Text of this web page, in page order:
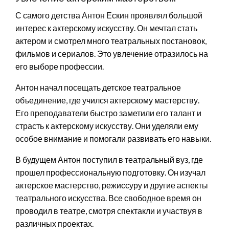
С самого детства Антон Ескин проявлял большой
интерес к актерскому искусству. Он мечтал стать
актером и смотрел много театральных постановок,
фильмов и сериалов. Это увлечение отразилось на
его выборе профессии.
Антон начал посещать детское театральное
объединение, где учился актерскому мастерству.
Его преподаватели быстро заметили его талант и
страсть к актерскому искусству. Они уделяли ему
особое внимание и помогали развивать его навыки.
В будущем Антон поступил в театральный вуз, где
прошел профессиональную подготовку. Он изучал
актерское мастерство, режиссуру и другие аспекты
театрального искусства. Все свободное время он
проводил в театре, смотря спектакли и участвуя в
различных проектах.